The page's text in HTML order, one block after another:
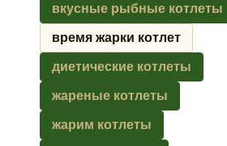
вкусные рыбные котлеты
время жарки котлет
диетические котлеты
жареные котлеты
жарим котлеты